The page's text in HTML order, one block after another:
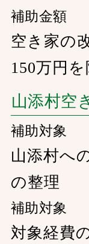
補助金額
空き家の
150万円を
山添村空
補助対象
山添村へ
の整理
補助対象
対象経費